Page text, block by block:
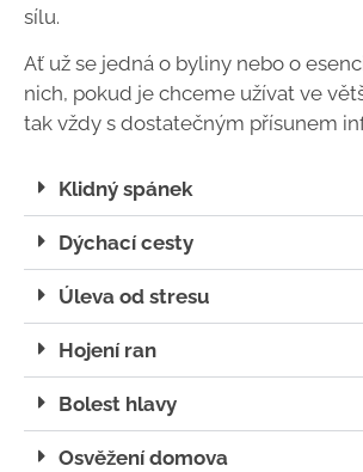
sílu.
Ať už se jedná o byliny nebo o
nich, pokud je chceme užívat ve
tak vždy s dostatečným přísunem
Klidný spánek
Dýchací cesty
Úleva od stresu
Hojení ran
Bolest hlavy
Osvěžení domova